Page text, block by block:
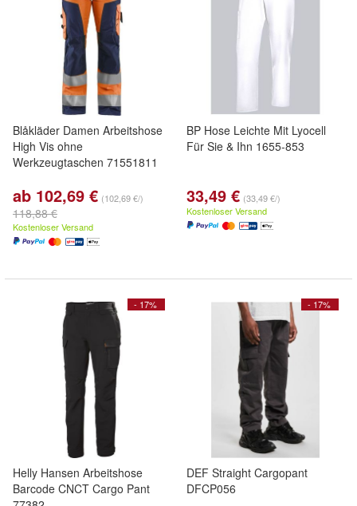
Blåkläder Damen Arbeitshose
High Vis ohne
Werkzeugtaschen 71551811
ab 102,69 € (102,69 €/)
118,88 €
Kostenloser Versand
BP Hose Leichte Mit Lyocell
Für Sie & Ihn 1655-853
33,49 € (33,49 €/)
Kostenloser Versand
- 17%
Helly Hansen Arbeitshose
Barcode CNCT Cargo Pant
- 17%
DEF Straight Cargopant
DFCP056